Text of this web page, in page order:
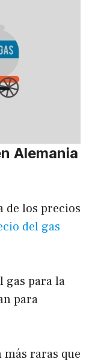
Alemania
de los precios
del gas
gas para la
para
más raras que